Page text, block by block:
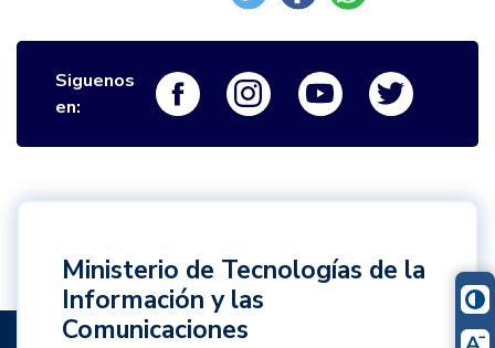
Siguenos
en:
Logo FacebookLogo InstagramLogo Youtube
Ministerio de Tecnologías de la
Información y las
Comunicaciones